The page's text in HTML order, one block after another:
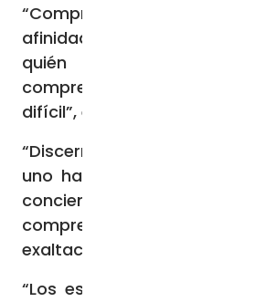
“Comprendo y aprecio a
afinidad o militancia, ya
quién elegir. Espero
comprendan a quienes nos
difícil”, expresó.
“Discernir qué elegir es un
uno ha de hacer con
conciencia. Todo esto, en
comprensible clima de
exaltación de los ánimos”,
“Los espacios políticos en